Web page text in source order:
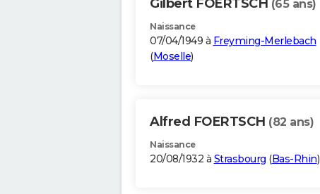
Gilbert FOERTSCH (65 ans)
Naissance
07/04/1949 à Freyming-Merlebach
(Moselle)
Alfred FOERTSCH (82 ans)
Naissance
20/08/1932 à Strasbourg (Bas-Rhin)